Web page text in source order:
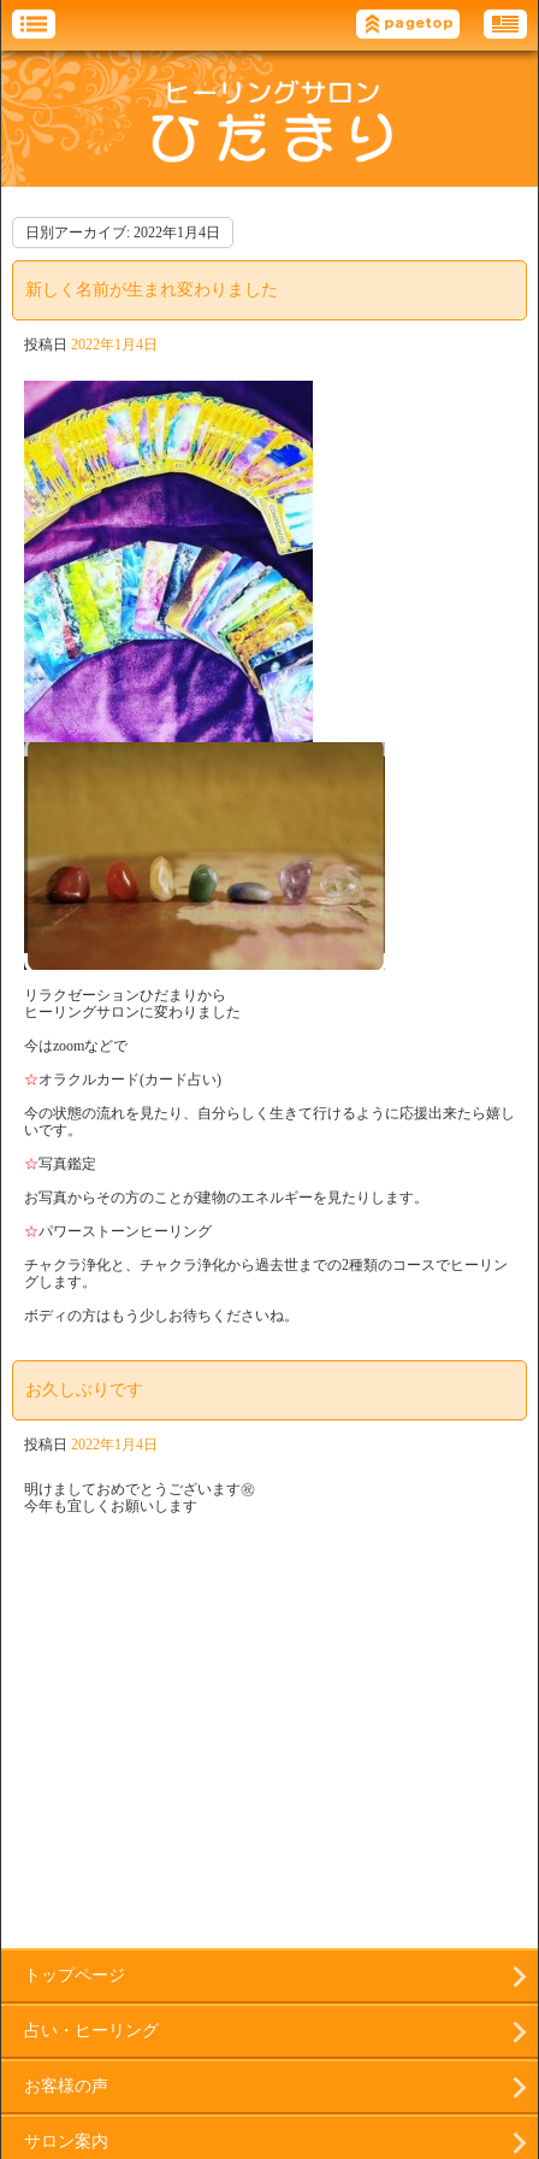
日別アーカイブ: 2022年1月4日
新しく名前が生まれ変わりました
投稿日 2022年1月4日
リラクゼーションひだまりから
ヒーリングサロンに変わりました
今はzoomなどで
☆オラクルカード(カード占い)
今の状態の流れを見たり、自分らしく生きて行けるように応援出来たら嬉し
いです。
☆写真鑑定
お写真からその方のことが建物のエネルギーを見たりします。
☆パワーストーンヒーリング
チャクラ浄化と、チャクラ浄化から過去世までの2種類のコースでヒーリン
グします。
ボディの方はもう少しお待ちくださいね。
お久しぶりです
投稿日 2022年1月4日
明けましておめでとうございます㊗️
今年も宜しくお願いします
トップページ
占い・ヒーリング
お客様の声
サロン案内